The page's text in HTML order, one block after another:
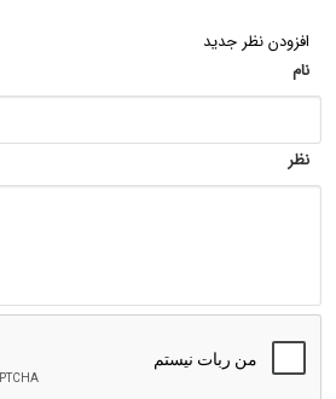
افزودن نظر جدید
نام
نظر